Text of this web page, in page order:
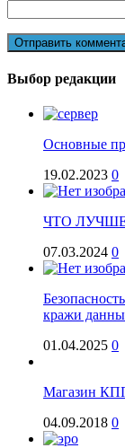
Выбор редакции
Основные
19.02.2023 0
ЧТО
07.03.2024 0
кражи
01.04.2025 0
Магазин
04.09.2018 0